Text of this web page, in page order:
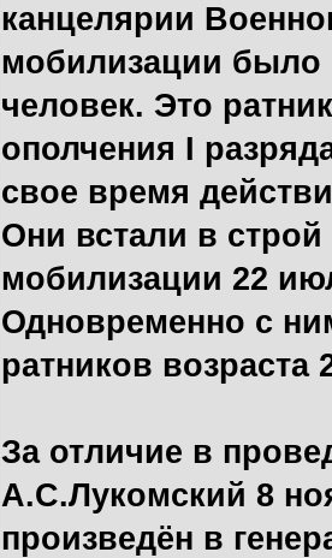
канцелярии
мобилизации было
человек. Это
ополчения I
свое время
Они встали в
мобилизации 22
Одновременно с
ратников возраста
За отличие в
А.С.Лукомский 8
произведён в